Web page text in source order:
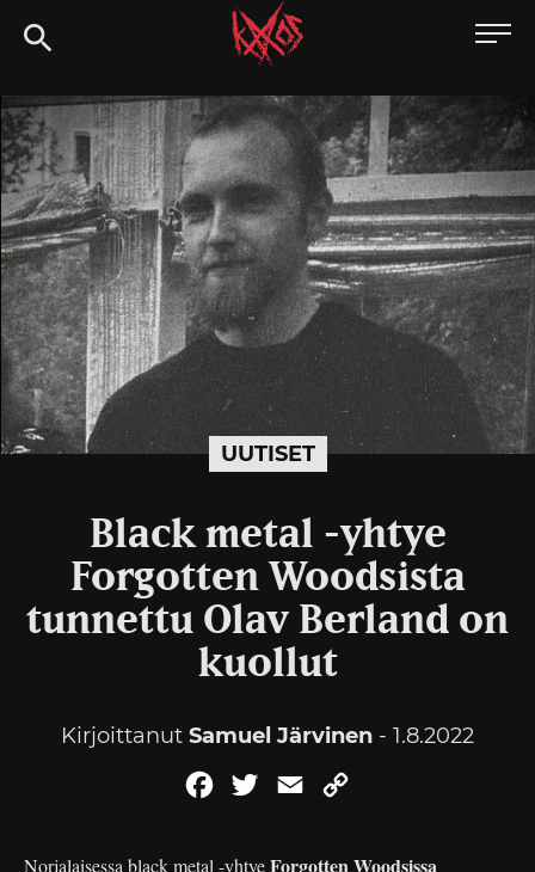
Siirry
suoraan
Kaaoszine
UUTISET
Black metal -yhtye
Forgotten Woodsista
tunnettu Olav Berland on
kuollut
Kirjoittanut Samuel Järvinen - 1.8.2022
FacebookTwitterEmail
Norjalaisessa black metal -yhtyeForgotten Woodsissa